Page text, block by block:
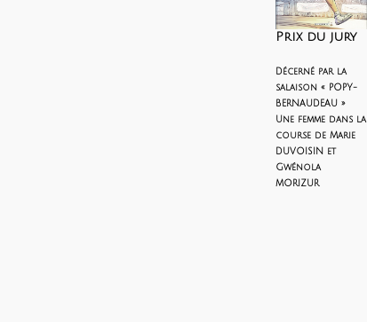
Prix du jury
Décerné par la
salaison « POPY-
BERNAUDEAU »
Une femme dans la
course de Marie
DUVOISIN et
Gwénola
MORIZUR